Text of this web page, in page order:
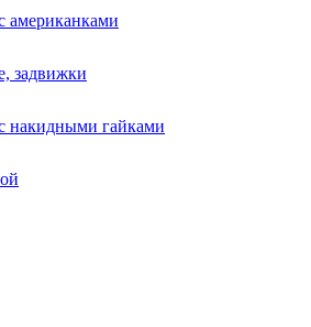
американками
задвижки
накидными гайками